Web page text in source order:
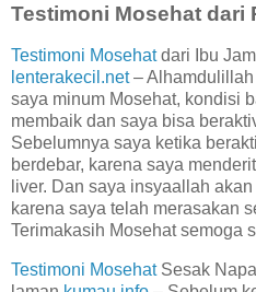
Testimoni Mosehat dari
Testimoni Mosehatdari Ibu
lenterakecil.net– Alhamdulillah
saya minum Mosehat, kondisi
membaik dan saya bisa
Sebelumnya saya ketika
berdebar, karena saya
liver. Dan saya insyaallah
karena saya telah merasakan
Terimakasih Mosehat semoga
Testimoni MosehatSesak